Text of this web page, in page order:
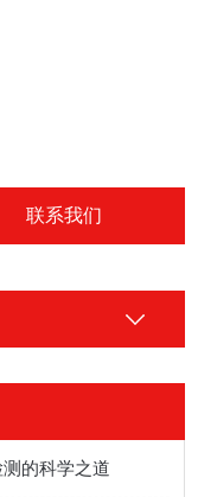
联系我们
的科学之道